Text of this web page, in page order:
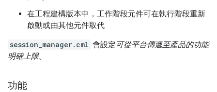
在工程建構版本中，工作階段元件可在執行階段重新
啟動或由其他元件取代
session_manager.cml 會設定 可從平台傳遞至產品的功能
明確上限。
功能